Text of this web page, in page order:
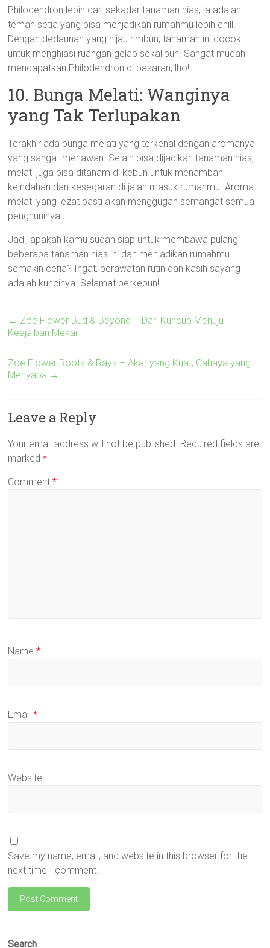
Philodendron lebih dari sekadar tanaman hias, ia adalah
teman setia yang bisa menjadikan rumahmu lebih chill.
Dengan dedaunan yang hijau rimbun, tanaman ini cocok
untuk menghiasi ruangan gelap sekalipun. Sangat mudah
mendapatkan Philodendron di pasaran, lho!
10. Bunga Melati: Wanginya
yang Tak Terlupakan
Terakhir ada bunga melati yang terkenal dengan aromanya
yang sangat menawan. Selain bisa dijadikan tanaman hias,
melati juga bisa ditanam di kebun untuk menambah
keindahan dan kesegaran di jalan masuk rumahmu. Aroma
melati yang lezat pasti akan menggugah semangat semua
penghuninya.
Jadi, apakah kamu sudah siap untuk membawa pulang
beberapa tanaman hias ini dan menjadikan rumahmu
semakin ceria? Ingat, perawatan rutin dan kasih sayang
adalah kuncinya. Selamat berkebun!
← Zoe Flower Bud & Beyond – Dari Kuncup Menuju
Keajaiban Mekar
Zoe Flower Roots & Rays – Akar yang Kuat, Cahaya yang
Menyapa →
Leave a Reply
Your email address will not be published. Required fields are
marked*
Comment*
Name*
Email*
Website
Save my name, email, and website in this browser for the
next time I comment.
Search